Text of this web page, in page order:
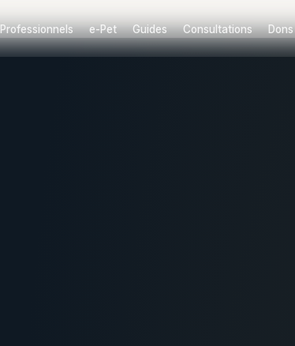
Professionnels e-Pet Guides Consultations Dons